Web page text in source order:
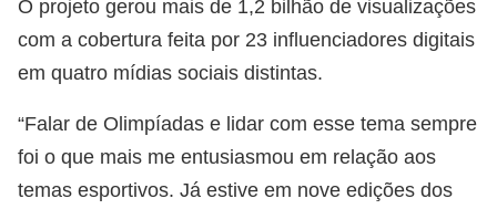
O projeto gerou mais de 1,2 bilhão de visualizações
com a cobertura feita por 23 influenciadores digitais
em quatro mídias sociais distintas.
“Falar de Olimpíadas e lidar com esse tema sempre
foi o que mais me entusiasmou em relação aos
temas esportivos. Já estive em nove edições dos